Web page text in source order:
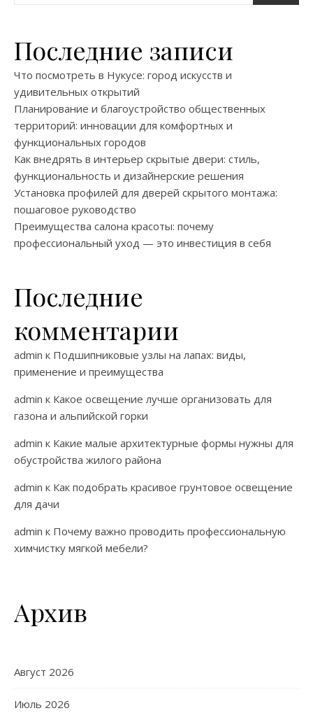
Последние записи
Что посмотреть в Нукусе: город искусств и
удивительных открытий
Планирование и благоустройство общественных
территорий: инновации для комфортных и
функциональных городов
Как внедрять в интерьер скрытые двери: стиль,
функциональность и дизайнерские решения
Установка профилей для дверей скрытого монтажа:
пошаговое руководство
Преимущества салона красоты: почему
профессиональный уход — это инвестиция в себя
Последние
комментарии
admin к Подшипниковые узлы на лапах: виды,
применение и преимущества
admin к Какое освещение лучше организовать для
газона и альпийской горки
admin к Какие малые архитектурные формы нужны для
обустройства жилого района
admin к Как подобрать красивое грунтовое освещение
для дачи
admin к Почему важно проводить профессиональную
химчистку мягкой мебели?
Архив
Август 2026
Июль 2026